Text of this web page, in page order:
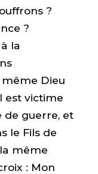
?
?
la
même Dieu
est victime
de guerre, et
le Fils de
même
: Mon